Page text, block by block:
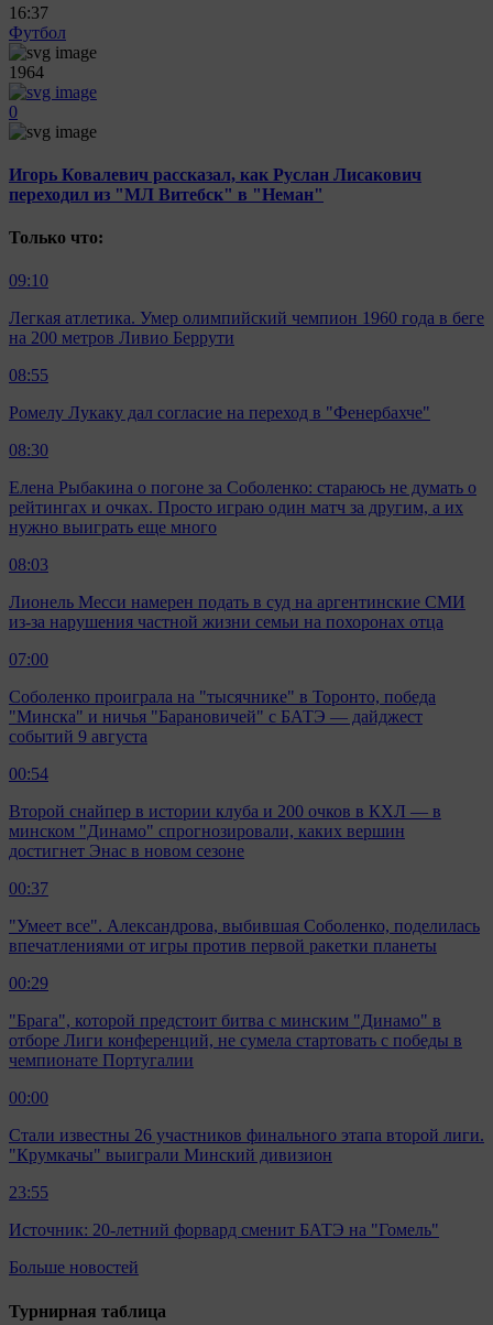
16:37
Футбол
1964
0
Игорь Ковалевич рассказал, как Руслан Лисакович
переходил из "МЛ Витебск" в "Неман"
Только что:
09:10
Легкая атлетика. Умер олимпийский чемпион 1960 года в беге
на 200 метров Ливио Беррути
08:55
Ромелу Лукаку дал согласие на переход в "Фенербахче"
08:30
Елена Рыбакина о погоне за Соболенко: стараюсь не думать о
рейтингах и очках. Просто играю один матч за другим, а их
нужно выиграть еще много
08:03
Лионель Месси намерен подать в суд на аргентинские СМИ
из-за нарушения частной жизни семьи на похоронах отца
07:00
Соболенко проиграла на "тысячнике" в Торонто, победа
"Минска" и ничья "Барановичей" с БАТЭ — дайджест
событий 9 августа
00:54
Второй снайпер в истории клуба и 200 очков в КХЛ — в
минском "Динамо" спрогнозировали, каких вершин
достигнет Энас в новом сезоне
00:37
"Умеет все". Александрова, выбившая Соболенко, поделилась
впечатлениями от игры против первой ракетки планеты
00:29
"Брага", которой предстоит битва с минским "Динамо" в
отборе Лиги конференций, не сумела стартовать с победы в
чемпионате Португалии
00:00
Стали известны 26 участников финального этапа второй лиги.
"Крумкачы" выиграли Минский дивизион
23:55
Источник: 20-летний форвард сменит БАТЭ на "Гомель"
Больше новостей
Турнирная таблица